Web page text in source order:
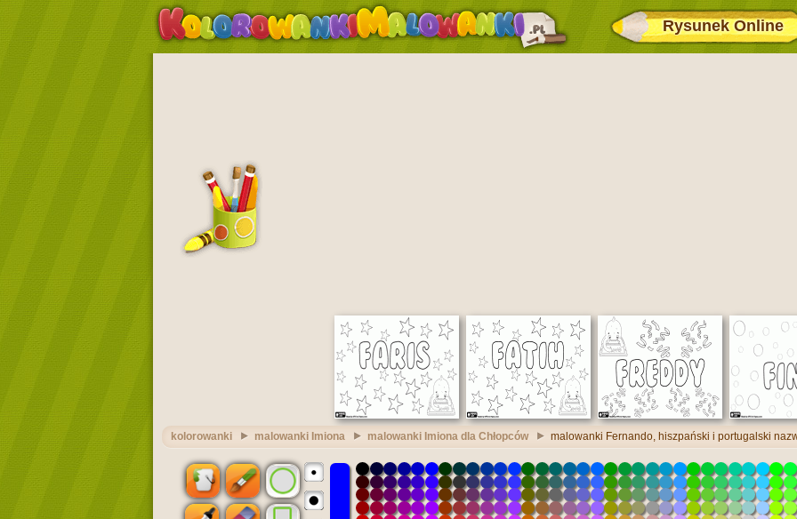
Rysunek Online
kolorowanki malowanki Imiona malowanki Imiona dla Chłopców malowanki Fernando, hiszpański i portugalski